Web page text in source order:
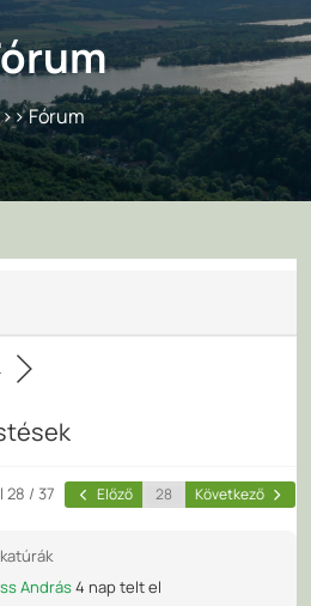
>> Fórum
28 / 37 Előző Következő
András4 nap telt el